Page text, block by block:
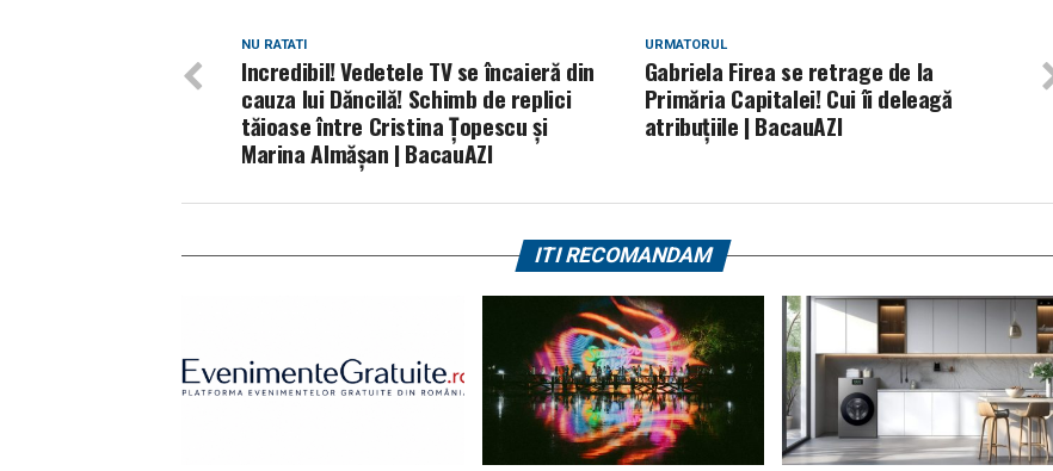
URMATORUL
Gabriela Firea se retrage de la
Primăria Capitalei! Cui îi deleagă
atribuțiile | BacauAZI
NU RATATI
Incredibil! Vedetele TV se încaieră din
cauza lui Dăncilă! Schimb de replici
tăioase între Cristina Țopescu și
Marina Almășan | BacauAZI
ITI RECOMANDAM